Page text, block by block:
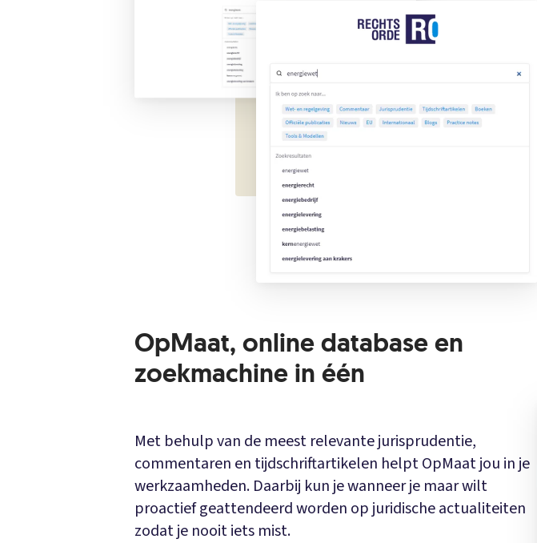
OpMaat, online database en
zoekmachine in één
Met behulp van de meest relevante jurisprudentie,
commentaren en tijdschriftartikelen helpt OpMaat jou in je
werkzaamheden. Daarbij kun je wanneer je maar wilt
proactief geattendeerd worden op juridische actualiteiten
zodat je nooit iets mist.